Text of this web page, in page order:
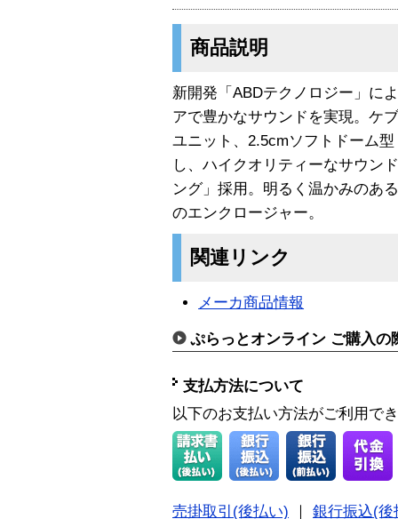
商品説明
新開発「ABDテクノロジー」に
アで豊かなサウンドを実現。ケ
ユニット、2.5cmソフトドーム
し、ハイクオリティーなサウン
ング」採用。明るく温かみのあ
のエンクロージャー。
関連リンク
メーカ商品情報
ぷらっとオンライン ご購入の
支払方法について
以下のお支払い方法がご利用で
売掛取引(後払い)
銀行振込(後